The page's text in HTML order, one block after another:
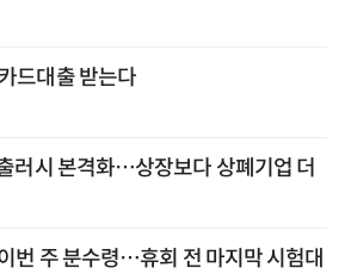
드대출 받는다
러시 본격화…상장보다 상폐기업 더
번 주 분수령…휴회 전 마지막 시험대